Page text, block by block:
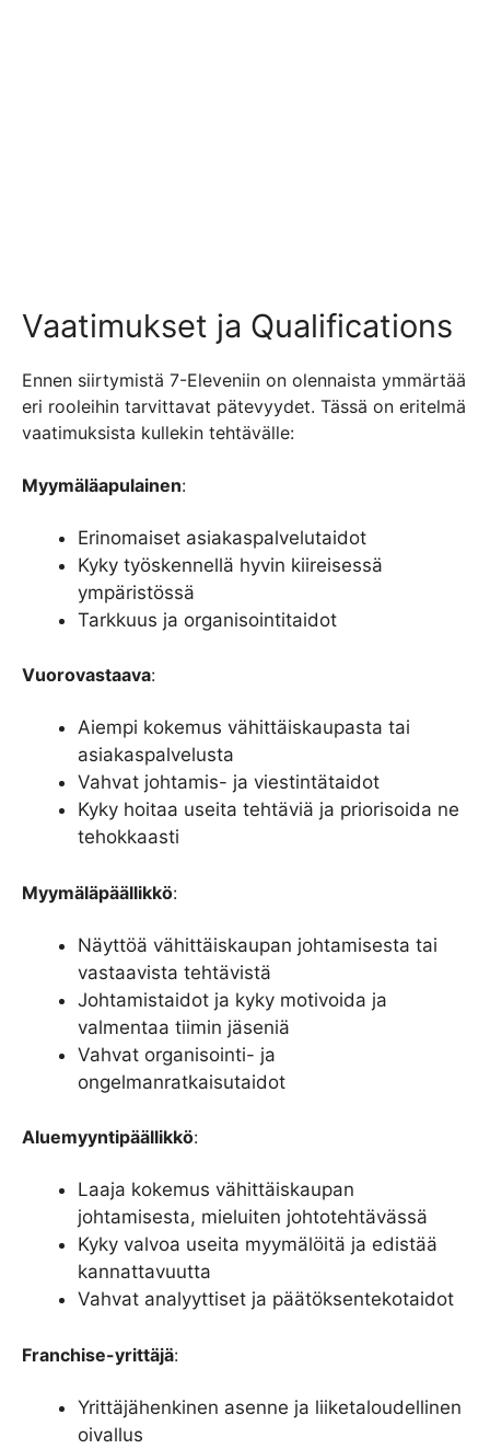
Vaatimukset ja Qualifications
Ennen siirtymistä 7-Eleveniin on olennaista ymmärtää
eri rooleihin tarvittavat pätevyydet. Tässä on eritelmä
vaatimuksista kullekin tehtävälle:
Myymäläapulainen:
Erinomaiset asiakaspalvelutaidot
Kyky työskennellä hyvin kiireisessä
ympäristössä
Tarkkuus ja organisointitaidot
Vuorovastaava:
Aiempi kokemus vähittäiskaupasta tai
asiakaspalvelusta
Vahvat johtamis- ja viestintätaidot
Kyky hoitaa useita tehtäviä ja priorisoida ne
tehokkaasti
Myymäläpäällikkö:
Näyttöä vähittäiskaupan johtamisesta tai
vastaavista tehtävistä
Johtamistaidot ja kyky motivoida ja
valmentaa tiimin jäseniä
Vahvat organisointi- ja
ongelmanratkaisutaidot
Aluemyyntipäällikkö:
Laaja kokemus vähittäiskaupan
johtamisesta, mieluiten johtotehtävässä
Kyky valvoa useita myymälöitä ja edistää
kannattavuutta
Vahvat analyyttiset ja päätöksentekotaidot
Franchise-yrittäjä:
Yrittäjähenkinen asenne ja liiketaloudellinen
oivallus